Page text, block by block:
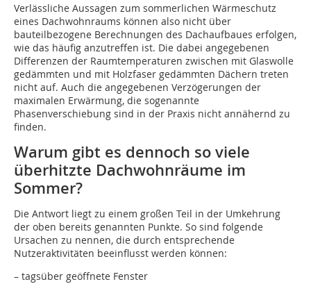
Verlässliche Aussagen zum sommerlichen Wärmeschutz
eines Dachwohnraums können also nicht über
bauteilbezogene Berechnun­gen des Dachaufbaues erfolgen,
wie das häufig anzutreffen ist. Die dabei angegebenen
Differenzen der Raumtemperaturen zwischen mit Glaswolle
gedämmten und mit Holzfaser gedämmten Dächern treten
nicht auf. Auch die angegebenen Verzögerungen der
maximalen Erwärmung, die sogenannte
Phasenverschiebung sind in der Praxis nicht annähernd zu
finden.
Warum gibt es dennoch so viele
überhitzte Dachwohnräume im
Sommer?
Die Antwort liegt zu einem großen Teil in der Umkehrung
der oben bereits genannten Punkte. So sind folgende
Ursachen zu nennen, die durch entsprechende
Nutzeraktivitäten beeinflusst werden können:
– tagsüber geöffnete Fenster